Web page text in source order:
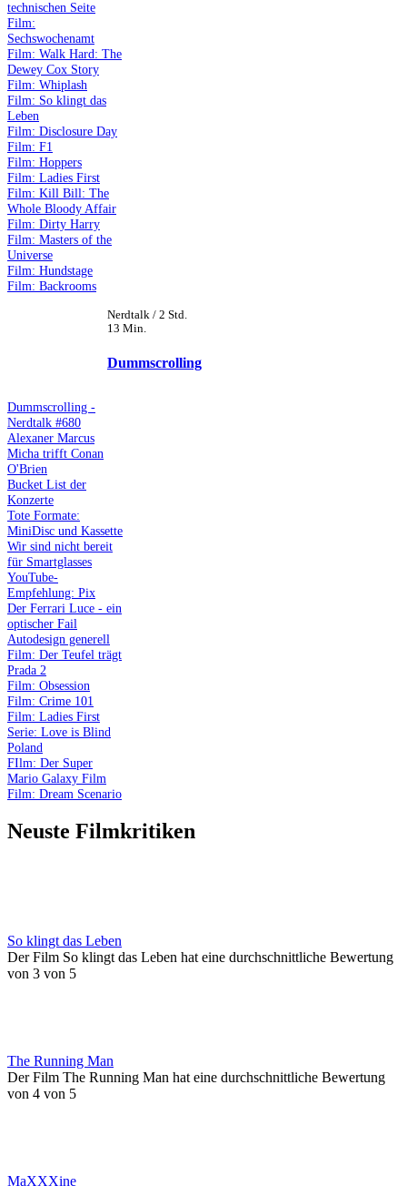
technischen Seite
Film:
Sechswochenamt
Film: Walk Hard: The
Dewey Cox Story
Film: Whiplash
Film: So klingt das
Leben
Film: Disclosure Day
Film: F1
Film: Hoppers
Film: Ladies First
Film: Kill Bill: The
Whole Bloody Affair
Film: Dirty Harry
Film: Masters of the
Universe
Film: Hundstage
Film: Backrooms
Nerdtalk / 2 Std.
13 Min.
Dummscrolling
Dummscrolling -
Nerdtalk #680
Alexaner Marcus
Micha trifft Conan
O'Brien
Bucket List der
Konzerte
Tote Formate:
MiniDisc und Kassette
Wir sind nicht bereit
für Smartglasses
YouTube-
Empfehlung: Pix
Der Ferrari Luce - ein
optischer Fail
Autodesign generell
Film: Der Teufel trägt
Prada 2
Film: Obsession
Film: Crime 101
Film: Ladies First
Serie: Love is Blind
Poland
FIlm: Der Super
Mario Galaxy Film
Film: Dream Scenario
Neuste Filmkritiken
So klingt das Leben
Der Film So klingt das Leben hat eine durchschnittliche Bewertung
von 3 von 5
The Running Man
Der Film The Running Man hat eine durchschnittliche Bewertung
von 4 von 5
MaXXXine